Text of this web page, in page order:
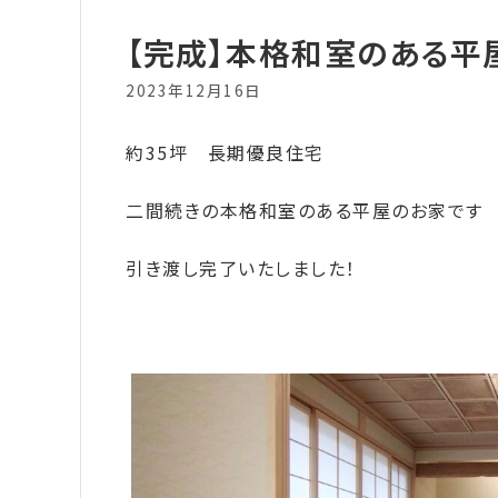
【完成】本格和室のある
2023年12月16日
約35坪 長期優良住宅
二間続きの本格和室のある平屋のお家です
引き渡し完了いたしました！